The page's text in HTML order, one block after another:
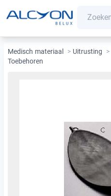
Medisch materiaal > Uitrusting >
Toebehoren